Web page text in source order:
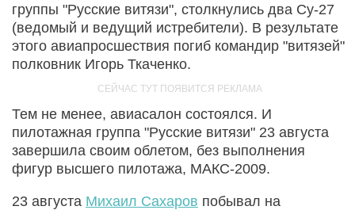
группы "Русские витязи", столкнулись два Су-27
(ведомый и ведущий истребители). В результате
этого авиапросшествия погиб командир "витязей"
полковник Игорь Ткаченко.
Тем не менее, авиасалон состоялся. И
пилотажная группа "Русские витязи" 23 августа
завершила своим облетом, без выполнения
фигур высшего пилотажа, МАКС-2009.
23 августа Михаил Сахаров побывал на